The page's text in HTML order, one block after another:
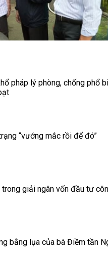
pháp lý phòng, chống phổ
“vướng mắc rồi để đó”
giải ngân vốn đầu tư
bằng lụa của bà Điềm tần